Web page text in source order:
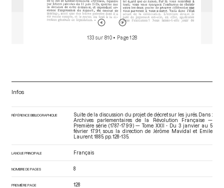
133 sur 810 • Page 128
Infos
RÉFÉRENCE BIBLIOGRAPHIQUE
Suite de la discussion du projet de décret sur les jurés. Dans :
Archives parlementaires de la Révolution Française —
Première série (1787-1799) — Tome XXII - Du 3 janvier au 5
février 1791
, sous la direction de Jérôme Mavidal et Emile
Laurent. 1885. pp. 128-135.
LANGUE PRINCIPALE Français
NOMBRE DE PAGES 8
PREMIÈRE PAGE 128